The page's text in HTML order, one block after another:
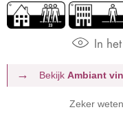
In
Bekijk Ambiant
Zeker